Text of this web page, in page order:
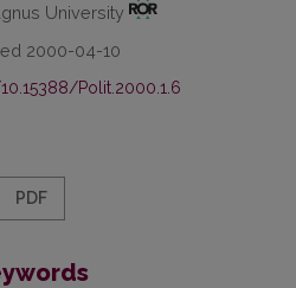
University
2000-04-10
Polit.2000.1.6
PDF